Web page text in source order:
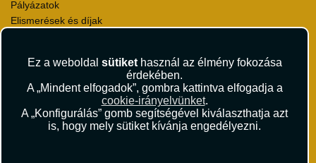
Ez a weboldal sütikethasznál az élmény fokozása
érdekében.
A „Mindent elfogadok”, gombra kattintva elfogadja a
cookie-irányelvünket.
A „Konfigurálás” gomb segítségével kiválaszthatja azt
is, hogy mely sütiket kívánja engedélyezni.
Pályázatok
Elismerések és díjak
Utazási Csomag Szerződési Feltételek
Útlemondás-biztosítás Szerződési Feltételek
Utasbiztosítás Szerződési Feltételek
Repülőjegy Szerződési Feltételek
Adatvédelem